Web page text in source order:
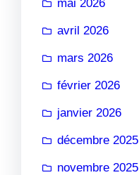
mai 2026
avril 2026
mars 2026
février 2026
janvier 2026
décembre 2025
novembre 2025